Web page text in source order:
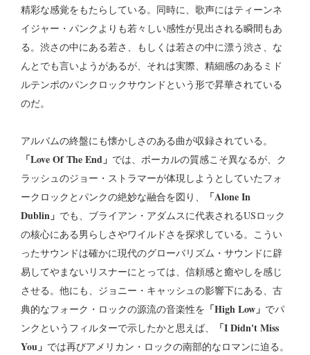
精彩な感覚をもたらしている。同時に、歌声にはティーンネ
イジャー・パンクよりも若々しい感性が見出される瞬間もあ
る。渋さの中にある若さ、もしくは若さの中に漂う渋さ、な
んとでも言いようがあるが、それは実際、精細感のあるミド
ルテンポのパンクロックサウンドという形で昇華されている
のだ。
アルバムの終盤にも懐かしさのある曲が収録されている。
「Love Of The End」 では、ボーカルの質感こそ異なるが、ク
ラッシュのジョー・ストラマーが体現しようとしていたフォ
ークロックとパンクの絶妙な融合を図り、
「Alone In
Dublin」 でも、ブライアン・アダムスに代表されるUSロック
の核心にある男らしさやワイルドさを探求している。こうい
ったサウンドは確かに現代のグローバリズム・サウンドに辟
易してやまないリスナーにとっては、信頼感と癒やしを感じ
させる。他にも、ジョニー・キャッシュの影響下にある、古
典的なフォーク・ロックの源流の音楽性を 「High Low」 でパ
ンクというフィルターで示したかと思えば、
「I Didn't Miss
You」 では再びアメリカン・ロックの南部的なロマンに迫る。